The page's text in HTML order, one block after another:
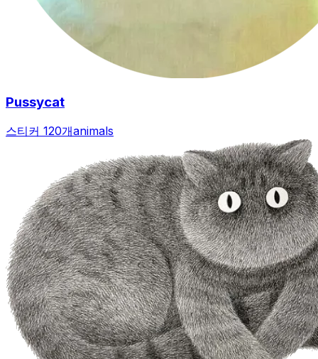
Pussycat
스티커 120개animals